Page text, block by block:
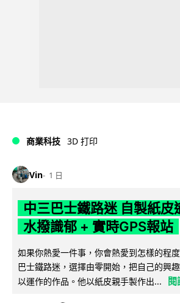
商業科技 3D 打印
Vin 1 日
中三巴士鐵路迷 自製紙皮
水撥識郁 + 實時GPS報站
如果你熱愛一件事，你會熱愛到怎樣的程
巴士鐵路迷，選擇由零開始，把自己的興
以運作的作品。他以紙皮親手製作出...